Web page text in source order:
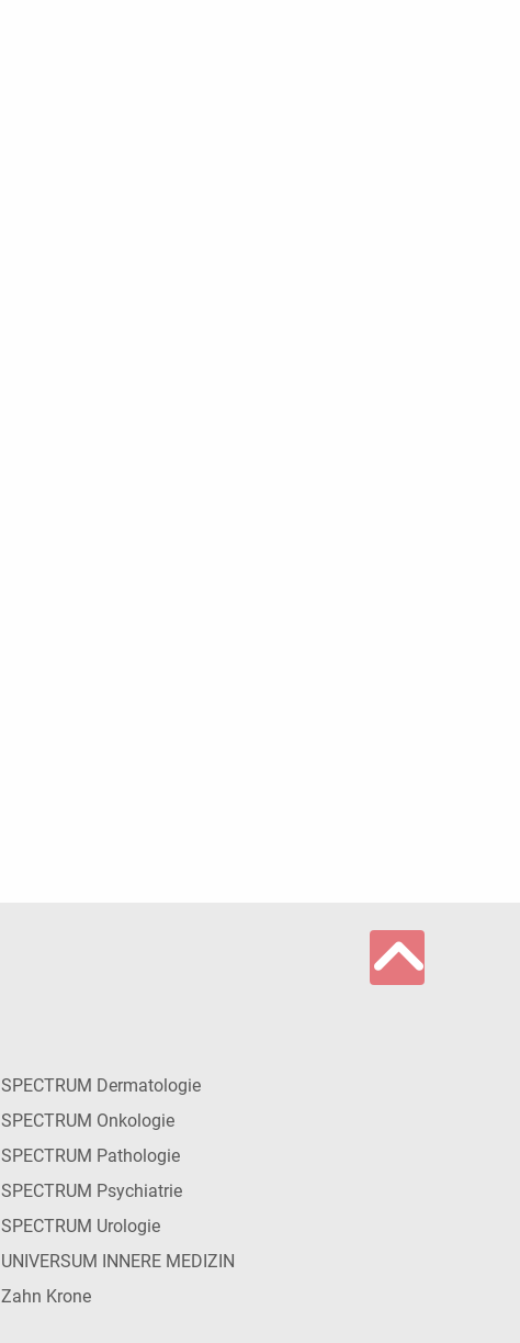
SPECTRUM Dermatologie
SPECTRUM Onkologie
SPECTRUM Pathologie
SPECTRUM Psychiatrie
SPECTRUM Urologie
UNIVERSUM INNERE MEDIZIN
Zahn Krone